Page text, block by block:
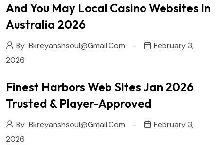
And You May Local Casino Websites In
Australia 2026
By Bkreyanshsoul@gmail.com
February 3,
2026
Finest Harbors Web Sites Jan 2026
Trusted & Player-Approved
By Bkreyanshsoul@gmail.com
February 3,
2026